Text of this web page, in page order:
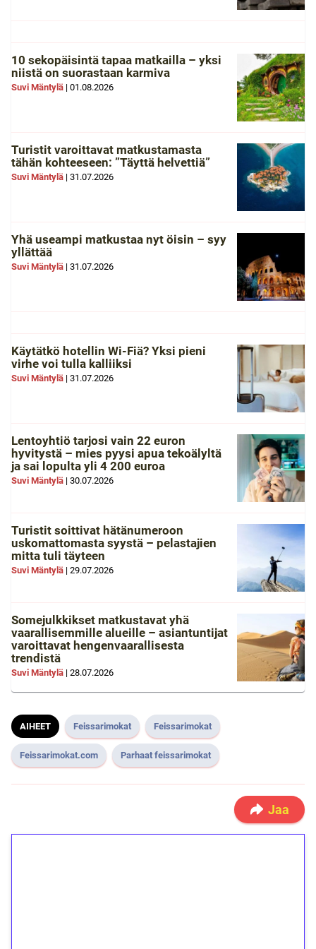
10 sekopäisintä tapaa matkailla – yksi
niistä on suorastaan karmiva
Suvi Mäntylä | 01.08.2026
Turistit varoittavat matkustamasta
tähän kohteeseen: ”Täyttä helvettiä”
Suvi Mäntylä | 31.07.2026
Yhä useampi matkustaa nyt öisin – syy
yllättää
Suvi Mäntylä | 31.07.2026
Käytätkö hotellin Wi-Fiä? Yksi pieni
virhe voi tulla kalliiksi
Suvi Mäntylä | 31.07.2026
Lentoyhtiö tarjosi vain 22 euron
hyvitystä – mies pyysi apua tekoälyltä
ja sai lopulta yli 4 200 euroa
Suvi Mäntylä | 30.07.2026
Turistit soittivat hätänumeroon
uskomattomasta syystä – pelastajien
mitta tuli täyteen
Suvi Mäntylä | 29.07.2026
Somejulkkikset matkustavat yhä
vaarallisemmille alueille – asiantuntijat
varoittavat hengenvaarallisesta
trendistä
Suvi Mäntylä | 28.07.2026
AIHEET Feissarimokat Feissarimokat
Feissarimokat.com Parhaat feissarimokat
Jaa